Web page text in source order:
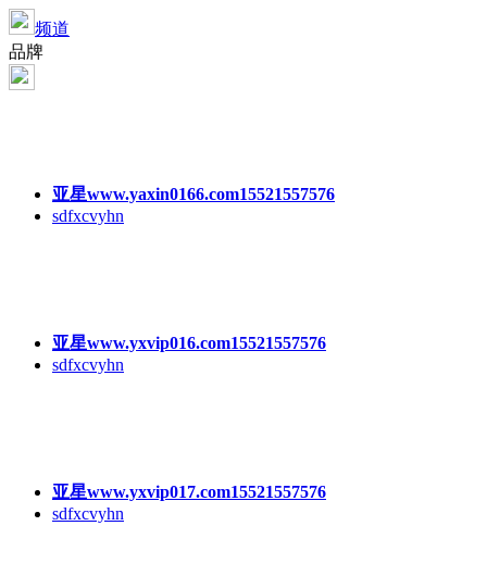
频道
品牌
亚星www.yaxin0166.com15521557576
sdfxcvyhn
亚星www.yxvip016.com15521557576
sdfxcvyhn
亚星www.yxvip017.com15521557576
sdfxcvyhn